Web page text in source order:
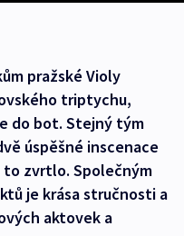
pražské Violy
triptychu,
do bot. Stejný tým
úspěšné inscenace
to zvrtlo. Společným
je krása stručnosti a
aktovek a